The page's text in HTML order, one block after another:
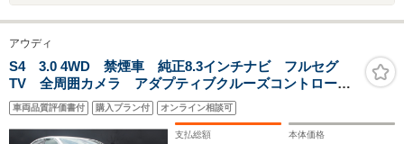
アウディ
S4 3.0 4WD 禁煙車 純正8.3インチナビ フルセグ
TV 全周囲カメラ アダプティブクルーズコントロー
ル 衝突軽減ブレーキ シートヒーター 純正18インチ
アルミホイール ヘッドライトウォッシャー ハーフレ
ザーシート
車両品質評価書付 購入プラン付 オンライン相談可
支払総額 本体価格